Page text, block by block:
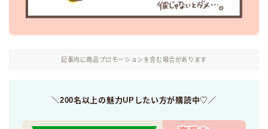
記事内に商品プロモーションを含む場合があります
＼200名以上の魅力UPしたい方が購読中♡／